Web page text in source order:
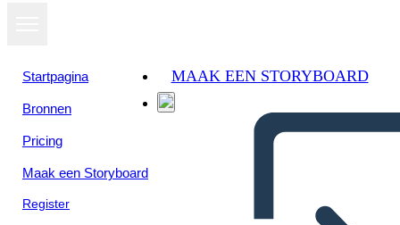
Startpagina
Bronnen
Pricing
Maak een Storyboard
Register
MAAK EEN STORYBOARD